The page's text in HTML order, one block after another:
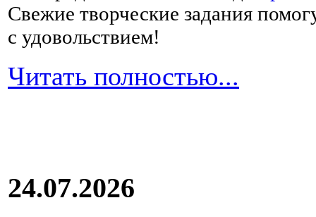
Свежие творческие задания
с удовольствием!
Читать полностью...
24.07.2026